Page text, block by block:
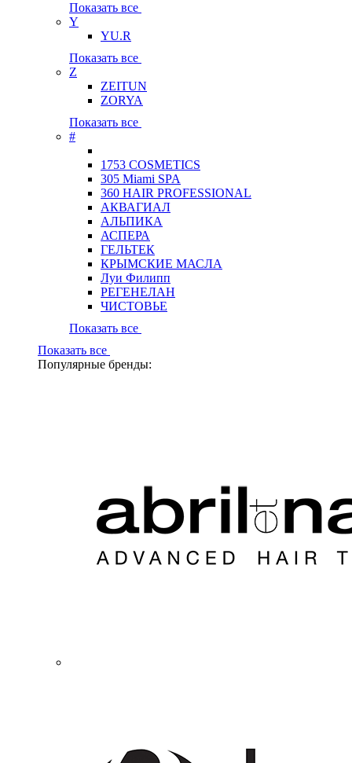
Показать все
Y
YU.R
Показать все
Z
ZEITUN
ZORYA
Показать все
#
1753 COSMETICS
305 Miami SPA
360 HAIR PROFESSIONAL
АКВАГИАЛ
АЛЬПИКА
АСПЕРА
ГЕЛЬТЕК
КРЫМСКИЕ МАСЛА
Луи Филипп
РЕГЕНЕЛАН
ЧИСТОВЬЕ
Показать все
Показать все
Популярные бренды: